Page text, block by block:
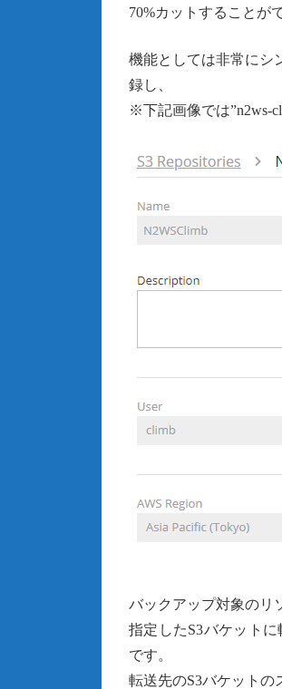
70%カットすることが
機能としては非常にシ
録し、
※下記画像では”n2ws-
バックアップ対象のリ
指定したS3バケット
です。
転送先のS3バケットの